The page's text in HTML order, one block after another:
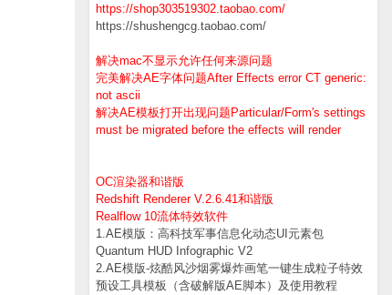
https://shop303519302.taobao.com/
https://shushengcg.taobao.com/
解决mac不显示允许任何来源问题
完美解决AE字体问题After Effects error CT generic:
not ascii
解决AE模板打开出现问题Particular/Form's settings
must be migrated before the effects will render
OC渲染器和谐版
Redshift Renderer V.2.6.41和谐版
Realflow 10流体特效软件
1.AE模版：高科技军事信息化动态UI元素包
Quantum HUD Infographic V2
2.AE模版-炫酷风沙烟雾爆炸画笔一键生成粒子特效
预设工具模板（含破解版AE脚本）及使用教程